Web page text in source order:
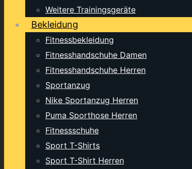
Weitere Trainingsgeräte
Bekleidung
Fitnessbekleidung
Fitnesshandschuhe Damen
Fitnesshandschuhe Herren
Sportanzug
Nike Sportanzug Herren
Puma Sporthose Herren
Fitnessschuhe
Sport T-Shirts
Sport T-Shirt Herren